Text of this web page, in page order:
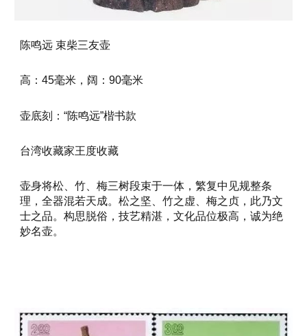
陈鸣远 束柴三友壶
高：45毫米，阔：90毫米
壶底刻：“陈鸣远”楷书款
台湾收藏家王度收藏
壶身将松、竹、梅三树段束于一体，繁复中见规整条
理，全器混若天成。松之坚、竹之虚、梅之贞，此乃文
士之品。构思脱俗，技艺精湛，文化品位极高，诚为绝
妙名壶。